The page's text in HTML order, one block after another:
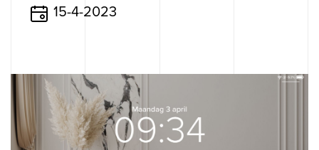
15-4-2023